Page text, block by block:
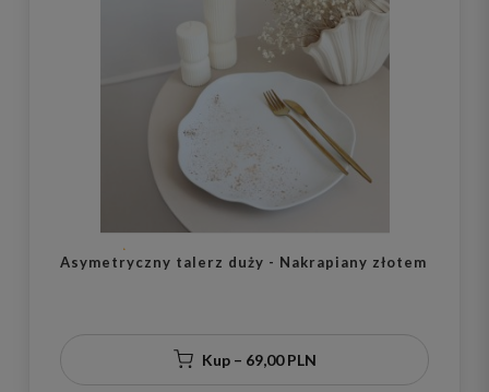
Asymetryczny talerz duży - Nakrapiany złotem
Kup – 69,00 PLN